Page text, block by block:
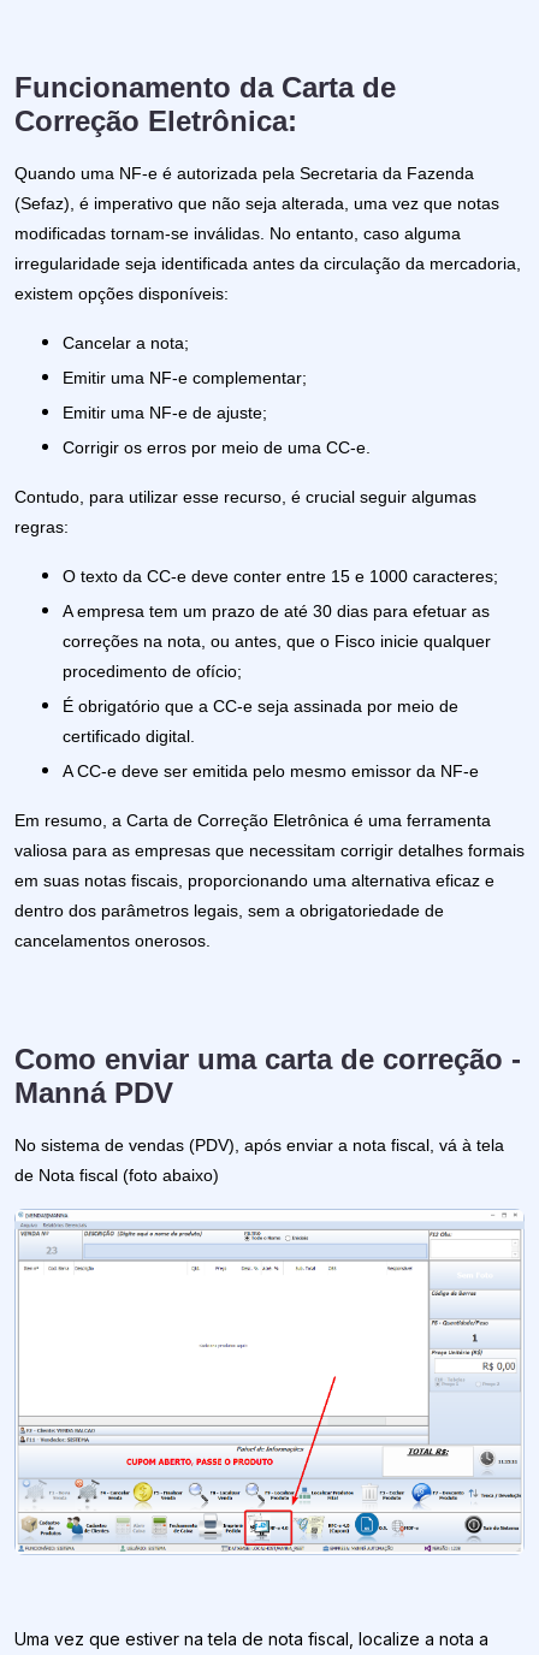
Funcionamento da Carta de
Correção Eletrônica:
Quando uma NF-e é autorizada pela Secretaria da Fazenda
(Sefaz), é imperativo que não seja alterada, uma vez que notas
modificadas tornam-se inválidas. No entanto, caso alguma
irregularidade seja identificada antes da circulação da mercadoria,
existem opções disponíveis:
Cancelar a nota;
Emitir uma NF-e complementar;
Emitir uma NF-e de ajuste;
Corrigir os erros por meio de uma CC-e.
Contudo, para utilizar esse recurso, é crucial seguir algumas
regras:
O texto da CC-e deve conter entre 15 e 1000 caracteres;
A empresa tem um prazo de até 30 dias para efetuar as
correções na nota, ou antes, que o Fisco inicie qualquer
procedimento de ofício;
É obrigatório que a CC-e seja assinada por meio de
certificado digital.
A CC-e deve ser emitida pelo mesmo emissor da NF-e
Em resumo, a Carta de Correção Eletrônica é uma ferramenta
valiosa para as empresas que necessitam corrigir detalhes formais
em suas notas fiscais, proporcionando uma alternativa eficaz e
dentro dos parâmetros legais, sem a obrigatoriedade de
cancelamentos onerosos.
Como enviar uma carta de correção -
Manná PDV
No sistema de vendas (PDV), após enviar a nota fiscal, vá à tela
de Nota fiscal (foto abaixo)
Uma vez que estiver na tela de nota fiscal, localize a nota a